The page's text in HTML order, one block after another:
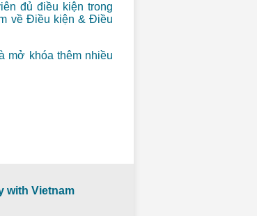
đủ điều kiện trong
về Điều kiện & Điều
mở khóa thêm nhiều
with Vietnam